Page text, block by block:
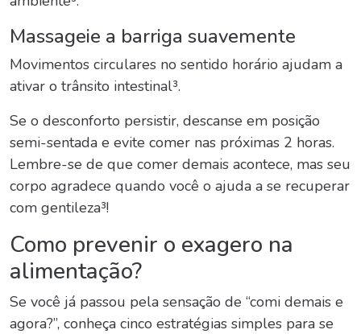
Massageie a barriga suavemente
Movimentos circulares no sentido horário ajudam a
ativar o trânsito intestinal³.
Se o desconforto persistir, descanse em posição
semi-sentada e evite comer nas próximas 2 horas.
Lembre-se de que comer demais acontece, mas seu
corpo agradece quando você o ajuda a se recuperar
com gentileza³!
Como prevenir o exagero na
alimentação?
Se você já passou pela sensação de “comi demais e
agora?”, conheça cinco estratégias simples para se